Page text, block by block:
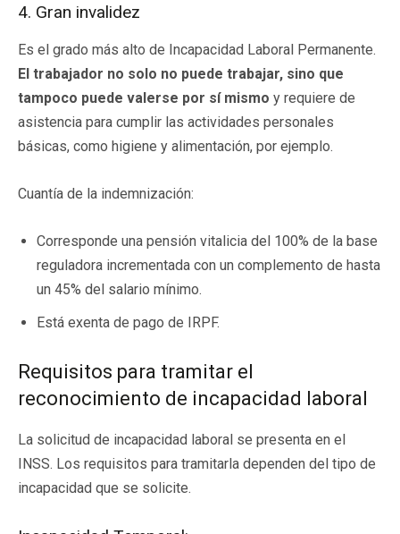
4. Gran invalidez
Es el grado más alto de Incapacidad Laboral Permanente.
El trabajador no solo no puede trabajar, sino que
tampoco puede valerse por sí mismo y requiere de
asistencia para cumplir las actividades personales
básicas, como higiene y alimentación, por ejemplo.
Cuantía de la indemnización:
Corresponde una pensión vitalicia del 100% de la base
reguladora incrementada con un complemento de hasta
un 45% del salario mínimo.
Está exenta de pago de IRPF.
Requisitos para tramitar el
reconocimiento de incapacidad laboral
La solicitud de incapacidad laboral se presenta en el
INSS. Los requisitos para tramitarla dependen del tipo de
incapacidad que se solicite.